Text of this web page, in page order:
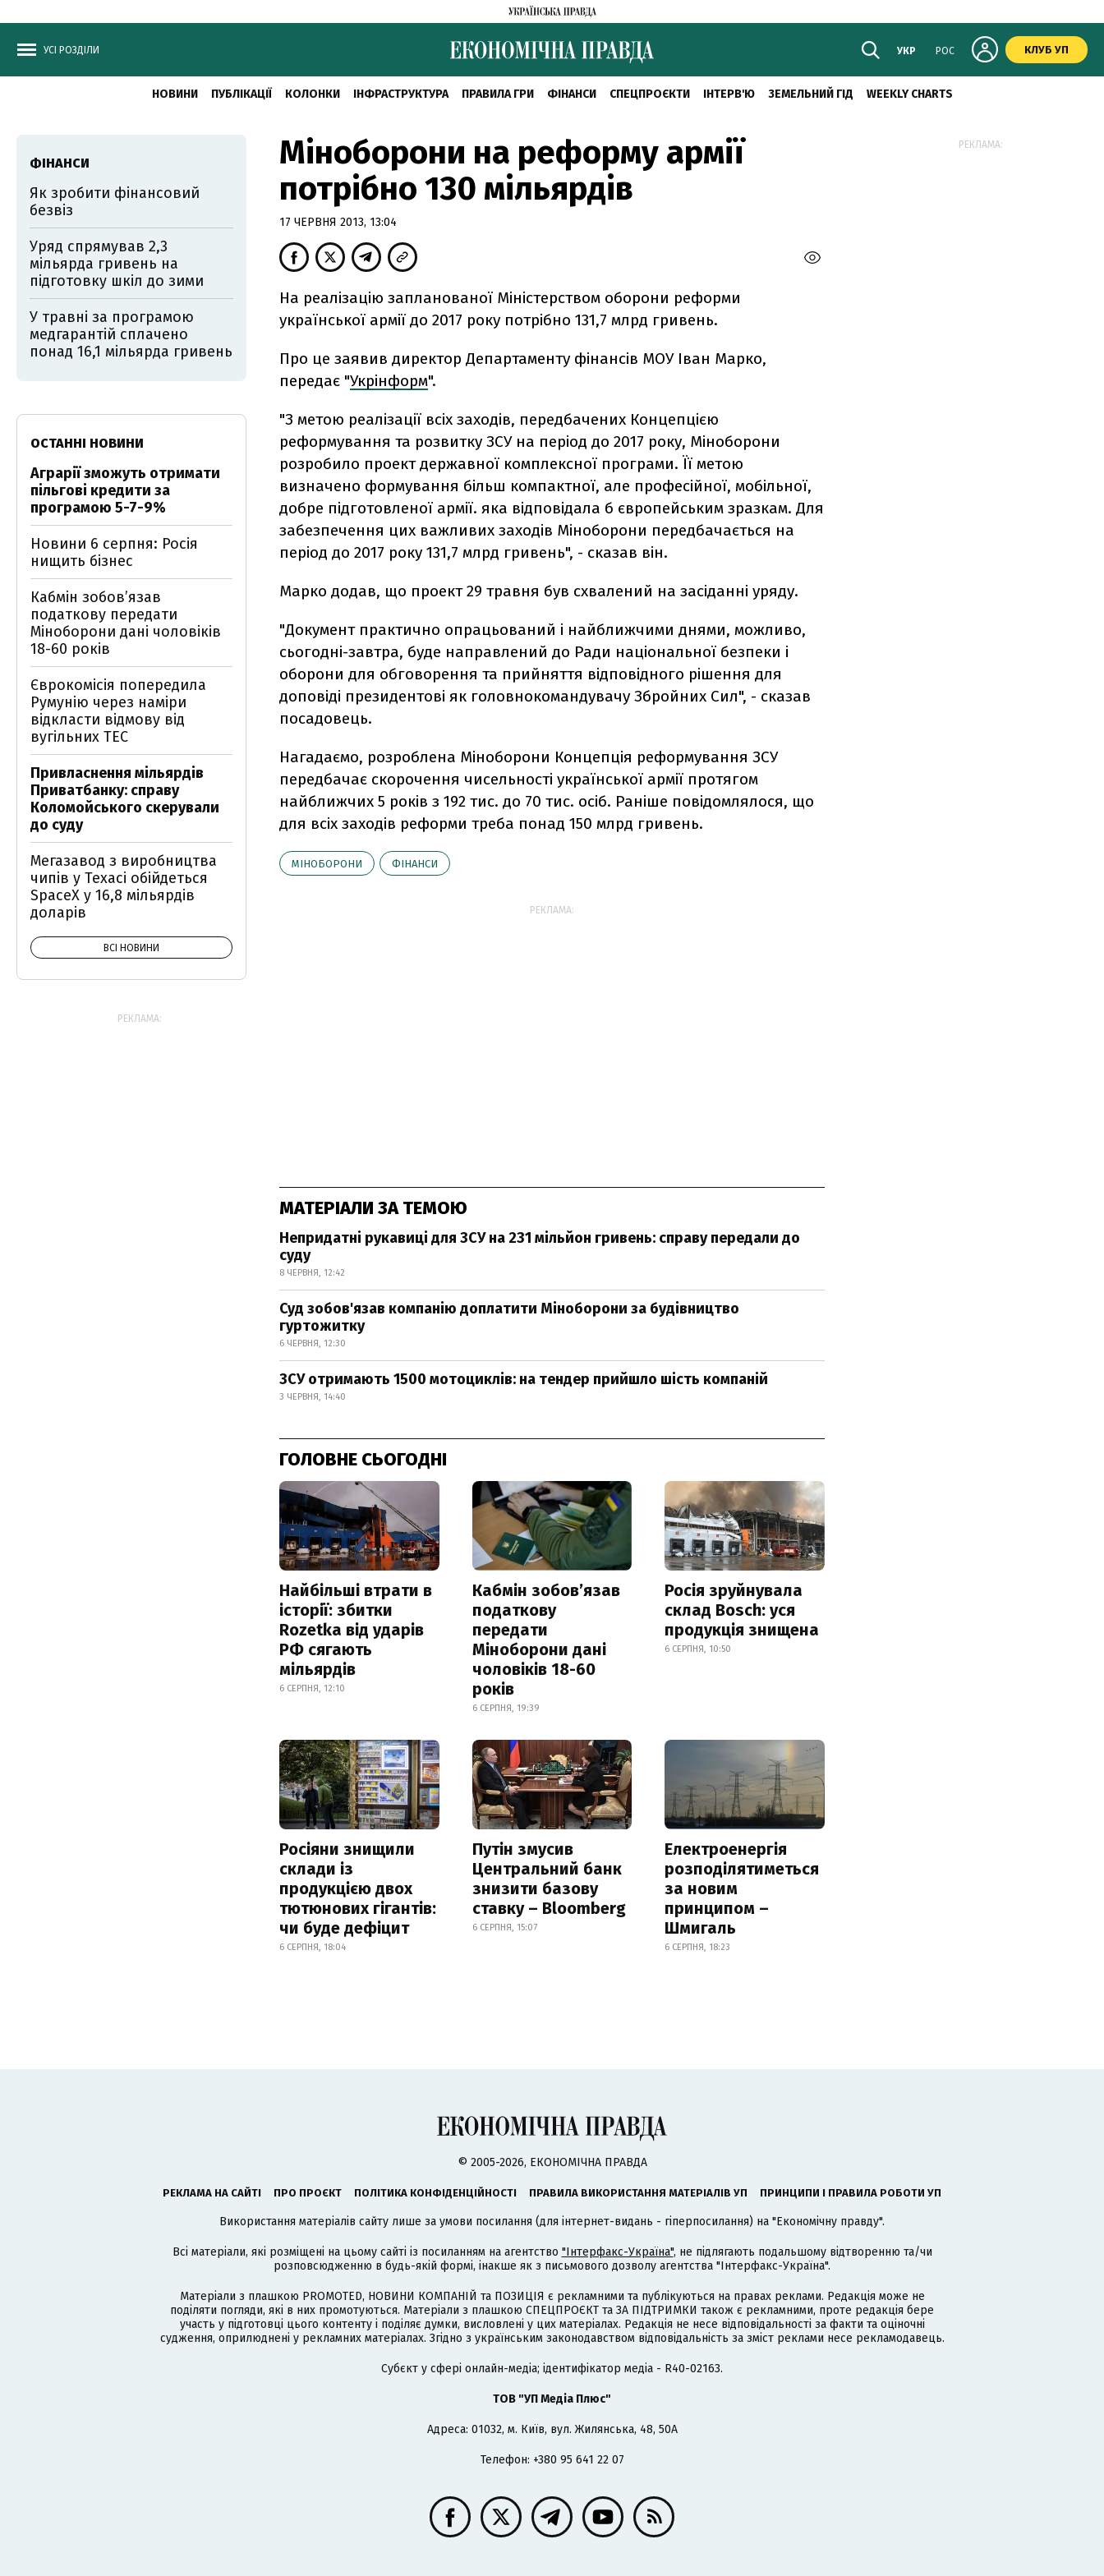
УСІ РОЗДІЛИ УКР РОС КЛУБ УП
НОВИНИ ПУБЛІКАЦІЇ КОЛОНКИ ІНФРАСТРУКТУРА ПРАВИЛА ГРИ ФІНАНСИ СПЕЦПРОЄКТИ ІНТЕРВ'Ю ЗЕМЕЛЬНИЙ ГІД WEEKLY CHARTS
Міноборони на реформу армії
потрібно 130 мільярдів
17 ЧЕРВНЯ 2013, 13:04
На реалізацію запланованої Міністерством оборони реформи
української армії до 2017 року потрібно 131,7 млрд гривень.
Про це заявив директор Департаменту фінансів МОУ Іван Марко,
передає "Укрінформ".
"З метою реалізації всіх заходів, передбачених Концепцією
реформування та розвитку ЗСУ на період до 2017 року, Міноборони
розробило проект державної комплексної програми. Її метою
визначено формування більш компактної, але професійної, мобільної,
добре підготовленої армії. яка відповідала б європейським зразкам. Для
забезпечення цих важливих заходів Міноборони передбачається на
період до 2017 року 131,7 млрд гривень", - сказав він.
Марко додав, що проект 29 травня був схвалений на засіданні уряду.
"Документ практично опрацьований і найближчими днями, можливо,
сьогодні-завтра, буде направлений до Ради національної безпеки і
оборони для обговорення та прийняття відповідного рішення для
доповіді президентові як головнокомандувачу Збройних Сил", - сказав
посадовець.
Нагадаємо, розроблена Міноборони Концепція реформування ЗСУ
передбачає скорочення чисельності української армії протягом
найближчих 5 років з 192 тис. до 70 тис. осіб. Раніше повідомлялося, що
для всіх заходів реформи треба понад 150 млрд гривень.
МІНОБОРОНИ ФІНАНСИ
РЕКЛАМА:
МАТЕРІАЛИ ЗА ТЕМОЮ
Непридатні рукавиці для ЗСУ на 231 мільйон гривень: справу передали до
суду
8 ЧЕРВНЯ, 12:42
Суд зобов'язав компанію доплатити Міноборони за будівництво
гуртожитку
6 ЧЕРВНЯ, 12:30
ЗСУ отримають 1500 мотоциклів: на тендер прийшло шість компаній
3 ЧЕРВНЯ, 14:40
ГОЛОВНЕ СЬОГОДНІ
Найбільші втрати в
історії: збитки
Rozetka від ударів
РФ сягають
мільярдів
6 СЕРПНЯ, 12:10
Кабмін зобовʼязав
податкову
передати
Міноборони дані
чоловіків 18-60
років
6 СЕРПНЯ, 19:39
Росія зруйнувала
склад Bosch: уся
продукція знищена
6 СЕРПНЯ, 10:50
Росіяни знищили
склади із
продукцією двох
тютюнових гігантів:
чи буде дефіцит
6 СЕРПНЯ, 18:04
Путін змусив
Центральний банк
знизити базову
ставку – Bloomberg
6 СЕРПНЯ, 15:07
Електроенергія
розподілятиметься
за новим
принципом –
Шмигаль
6 СЕРПНЯ, 18:23
ФІНАНСИ
Як зробити фінансовий
безвіз
Уряд спрямував 2,3
мільярда гривень на
підготовку шкіл до зими
У травні за програмою
медгарантій сплачено
понад 16,1 мільярда гривень
ОСТАННІ НОВИНИ
Аграрії зможуть отримати
пільгові кредити за
програмою 5-7-9%
Новини 6 серпня: Росія
нищить бізнес
Кабмін зобовʼязав
податкову передати
Міноборони дані чоловіків
18-60 років
Єврокомісія попередила
Румунію через наміри
відкласти відмову від
вугільних ТЕС
Привласнення мільярдів
Приватбанку: справу
Коломойського скерували
до суду
Мегазавод з виробництва
чипів у Техасі обійдеться
SpaceX у 16,8 мільярдів
доларів
ВСІ НОВИНИ
РЕКЛАМА:
РЕКЛАМА:
© 2005-2026, ЕКОНОМІЧНА ПРАВДА
РЕКЛАМА НА САЙТІ ПРО ПРОЄКТ ПОЛІТИКА КОНФІДЕНЦІЙНОСТІ ПРАВИЛА ВИКОРИСТАННЯ МАТЕРІАЛІВ УП ПРИНЦИПИ І ПРАВИЛА РОБОТИ УП
Використання матеріалів сайту лише за умови посилання (для інтернет-видань - гіперпосилання) на "Економічну правду".
Всі матеріали, які розміщені на цьому сайті із посиланням на агентство "Інтерфакс-Україна", не підлягають подальшому відтворенню та/чи
розповсюдженню в будь-якій формі, інакше як з письмового дозволу агентства "Інтерфакс-Україна".
Матеріали з плашкою PROMOTED, НОВИНИ КОМПАНІЙ та ПОЗИЦІЯ є рекламними та публікуються на правах реклами. Редакція може не
поділяти погляди, які в них промотуються. Матеріали з плашкою СПЕЦПРОЄКТ та ЗА ПІДТРИМКИ також є рекламними, проте редакція бере
участь у підготовці цього контенту і поділяє думки, висловлені у цих матеріалах. Редакція не несе відповідальності за факти та оціночні
судження, оприлюднені у рекламних матеріалах. Згідно з українським законодавством відповідальність за зміст реклами несе рекламодавець.
Cубєкт у сфері онлайн-медіа; ідентифікатор медіа - R40-02163.
ТОВ "УП Медіа Плюс"
Адреса: 01032, м. Київ, вул. Жилянська, 48, 50А
Телефон: +380 95 641 22 07